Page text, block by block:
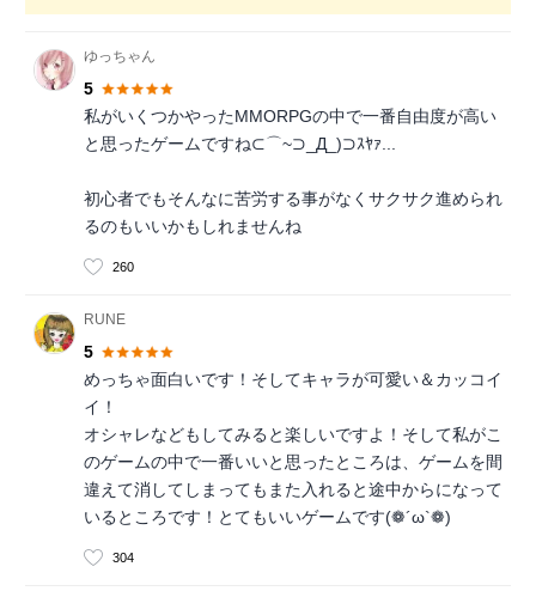
ゆっちゃん
5
私がいくつかやったMMORPGの中で一番自由度が高い
と思ったゲームですね⊂⌒~⊃_Д_)⊃ｽﾔｧ...
初心者でもそんなに苦労する事がなくサクサク進められ
るのもいいかもしれませんね
260
RUNE
5
めっちゃ面白いです！そしてキャラが可愛い＆カッコイ
イ！
オシャレなどもしてみると楽しいですよ！そして私がこ
のゲームの中で一番いいと思ったところは、ゲームを間
違えて消してしまってもまた入れると途中からになって
いるところです！とてもいいゲームです(❁´ω`❁)
304